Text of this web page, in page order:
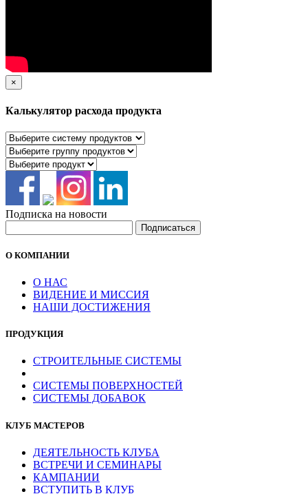
×
Калькулятор расхода продукта
Подписка на новости
О КОМПАНИИ
О НАС
ВИДЕНИЕ И МИССИЯ
НАШИ ДОСТИЖЕНИЯ
ПРОДУКЦИЯ
СТРОИТЕЛЬНЫЕ СИСТЕМЫ
СИСТЕМЫ ПОВЕРХНОСТЕЙ
СИСТЕМЫ ДОБАВОК
КЛУБ МАСТЕРОВ
ДЕЯТЕЛЬНОСТЬ КЛУБА
ВСТРЕЧИ И СЕМИНАРЫ
КАМПАНИИ
ВСТУПИТЬ В КЛУБ